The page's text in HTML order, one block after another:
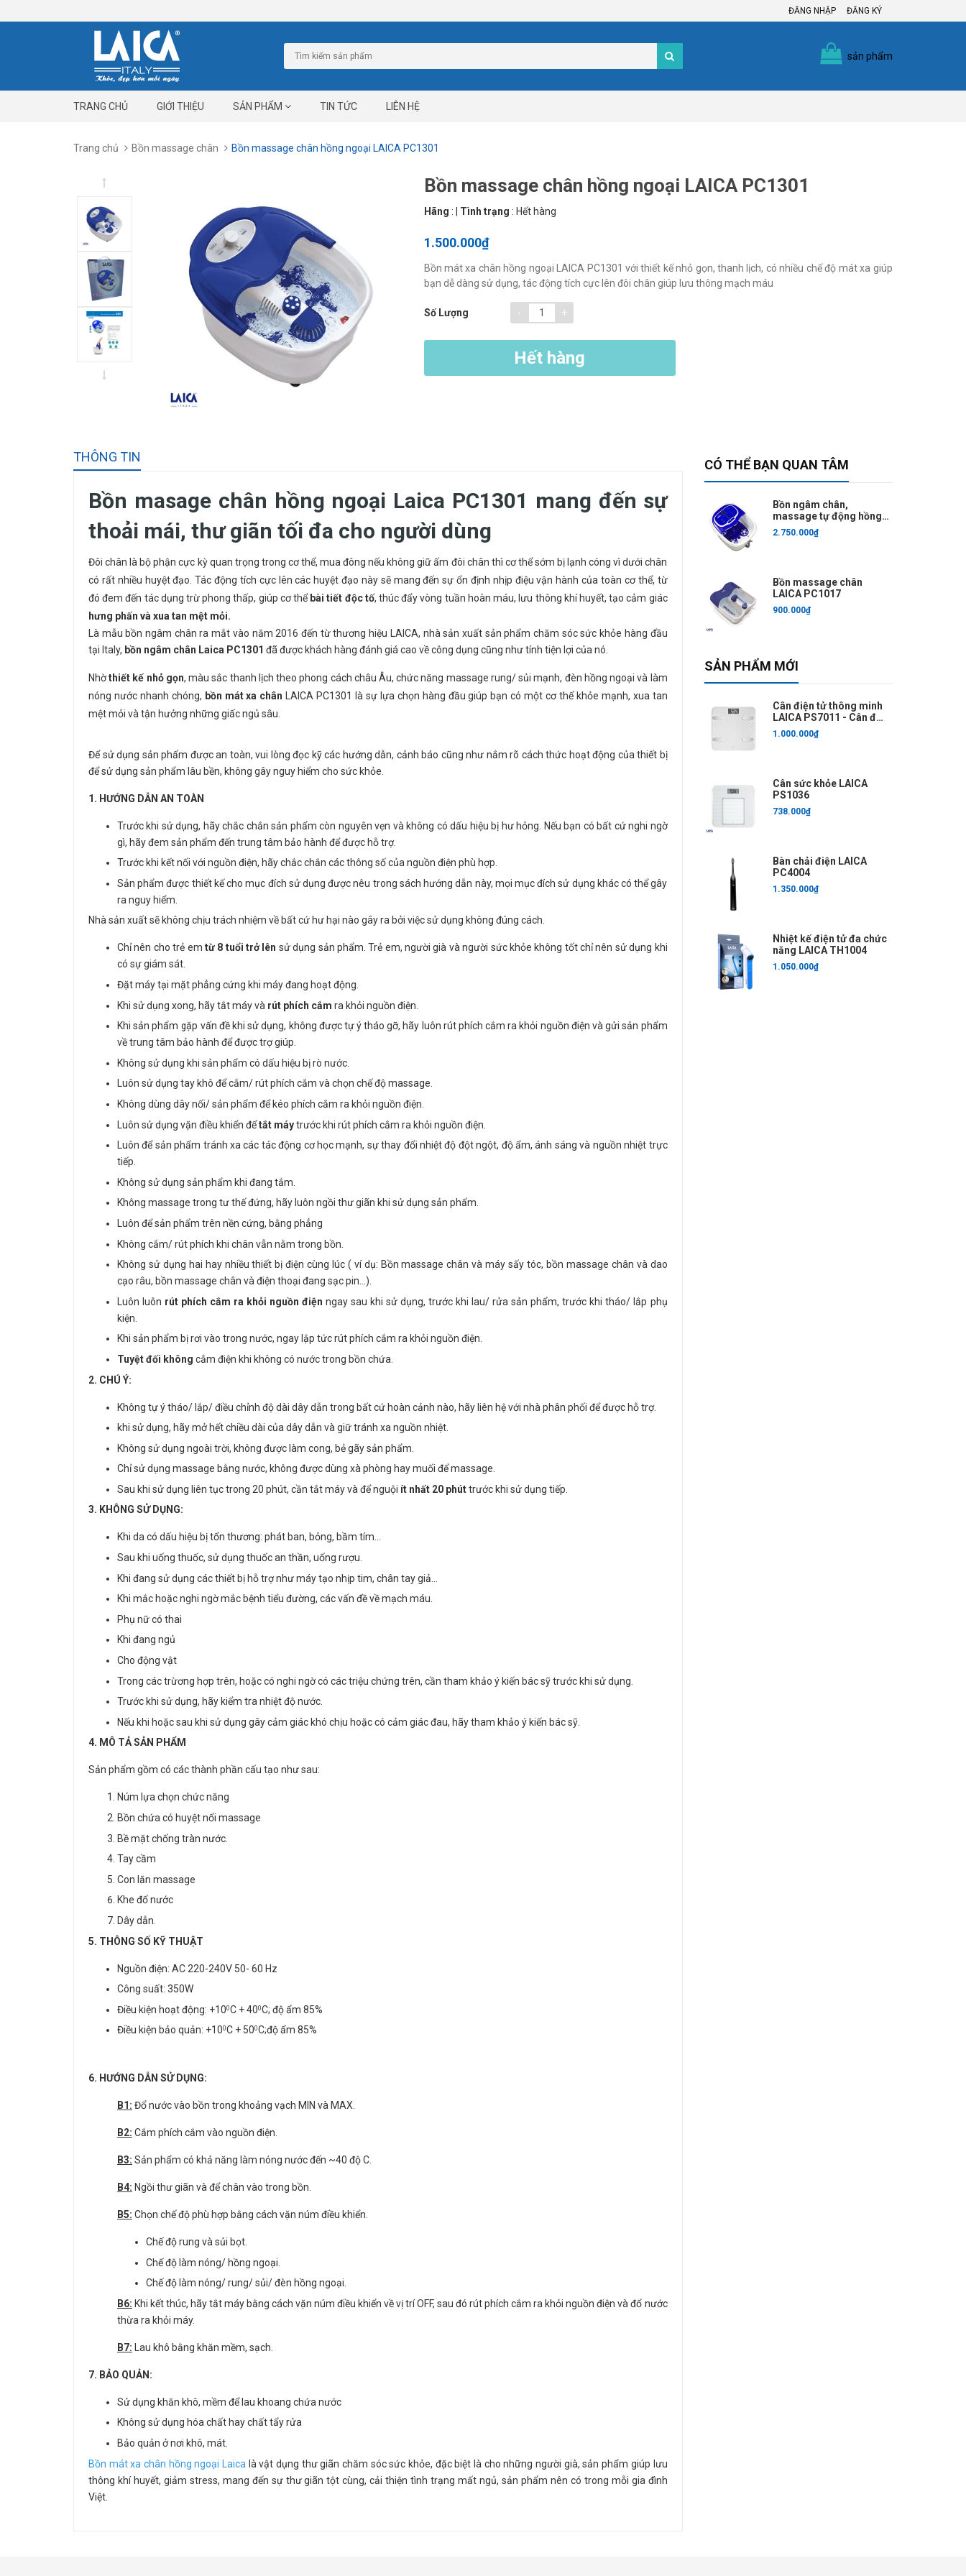
ĐĂNG NHẬP ĐĂNG KÝ
sản phẩm
TRANG CHỦ GIỚI THIỆU SẢN PHẨM TIN TỨC LIÊN HỆ
Trang chủ Bồn massage chân Bồn massage chân hồng ngoại LAICA PC1301
Bồn massage chân hồng ngoại LAICA PC1301
Hãng : Tình trạng : Hết hàng
1.500.000₫
Bồn mát xa chân hồng ngoại LAICA PC1301 với thiết kế nhỏ gọn, thanh lịch, có nhiều chế độ mát xa giúp
bạn dễ dàng sử dụng, tác động tích cực lên đôi chân giúp lưu thông mạch máu
Số Lượng - +
Hết hàng
THÔNG TIN
Bồn masage chân hồng ngoại Laica PC1301 mang đến sự
thoải mái, thư giãn tối đa cho người dùng
Đôi chân là bộ phận cực kỳ quan trọng trong cơ thể, mua đông nếu không giữ ấm đôi chân thì cơ thể sớm bị lạnh cóng vì dưới chân
có rất nhiều huyệt đạo. Tác động tích cực lên các huyệt đạo này sẽ mang đến sự ổn định nhịp điệu vận hành của toàn cơ thể, từ
đó đem đến tác dụng trừ phong thấp, giúp cơ thể bài tiết độc tố, thúc đẩy vòng tuần hoàn máu, lưu thông khí huyết, tạo cảm giác
hưng phấn và xua tan mệt mỏi.
Là mẫu bồn ngâm chân ra mắt vào năm 2016 đến từ thương hiệu LAICA, nhà sản xuất sản phẩm chăm sóc sức khỏe hàng đầu
tại Italy, bồn ngâm chân Laica PC1301 đã được khách hàng đánh giá cao về công dụng cũng như tính tiện lợi của nó.
Nhờthiết kế nhỏ gọn, màu sắc thanh lịch theo phong cách châu Âu, chức năng massage rung/ sủi mạnh, đèn hồng ngoại và làm
nóng nước nhanh chóng, bồn mát xa chân LAICA PC1301 là sự lựa chọn hàng đầu giúp bạn có một cơ thể khỏe mạnh, xua tan
mệt mỏi và tận hưởng những giấc ngủ sâu.
Để sử dụng sản phẩm được an toàn, vui lòng đọc kỹ các hướng dẫn, cảnh báo cũng như nắm rõ cách thức hoạt động của thiết bị
để sử dụng sản phẩm lâu bền, không gây nguy hiểm cho sức khỏe.
1. HƯỚNG DẪN AN TOÀN
Trước khi sử dụng, hãy chắc chắn sản phẩm còn nguyên vẹn và không có dấu hiệu bị hư hỏng. Nếu bạn có bất cứ nghi ngờ
gì, hãy đem sản phẩm đến trung tâm bảo hành để được hỗ trợ.
Trước khi kết nối với nguồn điện, hãy chắc chắn các thông số của nguồn điện phù hợp.
Sản phẩm được thiết kế cho mục đích sử dụng được nêu trong sách hướng dẫn này, mọi mục đích sử dụng khác có thể gây
ra nguy hiểm.
Nhà sản xuất sẽ không chịu trách nhiệm về bất cứ hư hại nào gây ra bởi việc sử dụng không đúng cách.
Chỉ nên cho trẻ em từ 8 tuổi trở lên sử dụng sản phẩm. Trẻ em, người già và người sức khỏe không tốt chỉ nên sử dụng khi
có sự giám sát.
Đặt máy tại mặt phẳng cứng khi máy đang hoạt động.
Khi sử dụng xong, hãy tắt máy và rút phích cắm ra khỏi nguồn điện.
Khi sản phẩm gặp vấn đề khi sử dụng, không được tự ý tháo gỡ, hãy luôn rút phích cắm ra khỏi nguồn điện và gửi sản phẩm
về trung tâm bảo hành để được trợ giúp.
Không sử dụng khi sản phẩm có dấu hiệu bị rò nước.
Luôn sử dụng tay khô để cắm/ rút phích cắm và chọn chế độ massage.
Không dùng dây nối/ sản phẩm để kéo phích cắm ra khỏi nguồn điện.
Luôn sử dụng vặn điều khiển đểtắt máytrước khi rút phích cắm ra khỏi nguồn điện.
Luôn để sản phẩm tránh xa các tác động cơ học mạnh, sự thay đổi nhiệt độ đột ngột, độ ẩm, ánh sáng và nguồn nhiệt trực
tiếp.
Không sử dụng sản phẩm khi đang tắm.
Không massage trong tư thế đứng, hãy luôn ngồi thư giãn khi sử dụng sản phẩm.
Luôn để sản phẩm trên nền cứng, bằng phẳng
Không cắm/ rút phích khi chân vẫn nằm trong bồn.
Không sử dụng hai hay nhiều thiết bị điện cùng lúc ( ví dụ: Bồn massage chân và máy sấy tóc, bồn massage chân và dao
cạo râu, bồn massage chân và điện thoại đang sạc pin...).
Luôn luôn rút phích cắm ra khỏi nguồn điện ngay sau khi sử dụng, trước khi lau/ rửa sản phẩm, trước khi tháo/ lắp phụ
kiện.
Khi sản phẩm bị rơi vào trong nước, ngay lập tức rút phích cắm ra khỏi nguồn điện.
Tuyệt đối không cắm điện khi không có nước trong bồn chứa.
2. CHÚ Ý:
Không tự ý tháo/ lắp/ điều chỉnh độ dài dây dẫn trong bất cứ hoàn cảnh nào, hãy liên hệ với nhà phân phối để được hỗ trợ.
khi sử dụng, hãy mở hết chiều dài của dây dẫn và giữ tránh xa nguồn nhiệt.
Không sử dụng ngoài trời, không được làm cong, bẻ gãy sản phẩm.
Chỉ sử dụng massage bằng nước, không được dùng xà phòng hay muối để massage.
Sau khi sử dụng liên tục trong 20 phút, cần tắt máy và để nguội ít nhất 20 phúttrước khi sử dụng tiếp.
3. KHÔNG SỬ DỤNG:
Khi da có dấu hiệu bị tổn thương: phát ban, bỏng, bầm tím...
Sau khi uống thuốc, sử dụng thuốc an thần, uống rượu.
Khi đang sử dụng các thiết bị hỗ trợ như máy tạo nhịp tim, chân tay giả...
Khi mắc hoặc nghi ngờ mắc bệnh tiểu đường, các vấn đề về mạch máu.
Phụ nữ có thai
Khi đang ngủ
Cho động vật
Trong các trừơng hợp trên, hoặc có nghi ngờ có các triệu chứng trên, cần tham khảo ý kiến bác sỹ trước khi sử dụng.
Trước khi sử dụng, hãy kiểm tra nhiệt độ nước.
Nếu khi hoặc sau khi sử dụng gây cảm giác khó chịu hoặc có cảm giác đau, hãy tham khảo ý kiến bác sỹ.
4. MÔ TẢ SẢN PHẨM
Sản phẩm gồm có các thành phần cấu tạo như sau:
Núm lựa chọn chức năng
Bồn chứa có huyệt nổi massage
Bề mặt chống tràn nước.
Tay cầm
Con lăn massage
Khe đổ nước
Dây dẫn.
5. THÔNG SỐ KỸ THUẬT
Nguồn điện: AC 220-240V 50- 60 Hz
Công suất: 350W
Điều kiện hoạt động: +100C + 400C; độ ẩm 85%
Điều kiện bảo quản: +100C + 500C;độ ẩm 85%
6. HƯỚNG DẪN SỬ DỤNG:
B1: Đổ nước vào bồn trong khoảng vạch MIN và MAX.
B2: Cắm phích cắm vào nguồn điện.
B3: Sản phẩm có khả năng làm nóng nước đến ~40 độ C.
B4: Ngồi thư giãn và để chân vào trong bồn.
B5: Chọn chế độ phù hợp bằng cách vặn núm điều khiển.
Chế độ rung và sủi bọt.
Chế độ làm nóng/ hồng ngoại.
Chế độ làm nóng/ rung/ sủi/ đèn hồng ngoại.
B6: Khi kết thúc, hãy tắt máy bằng cách vặn núm điều khiển về vị trí OFF, sau đó rút phích cắm ra khỏi nguồn điện và đổ nước
thừa ra khỏi máy.
B7: Lau khô bằng khăn mềm, sạch.
7. BẢO QUẢN:
Sử dụng khăn khô, mềm để lau khoang chứa nước
Không sử dụng hóa chất hay chất tẩy rửa
Bảo quản ở nơi khô, mát.
Bồn mát xa chân hồng ngoại Laica là vật dụng thư giãn chăm sóc sức khỏe, đặc biệt là cho những người già, sản phẩm giúp lưu
thông khí huyết, giảm stress, mang đến sự thư giãn tột cùng, cải thiện tình trạng mất ngủ, sản phẩm nên có trong mỗi gia đình
Việt.
CÓ THỂ BẠN QUAN TÂM
Bồn ngâm chân,
massage tự động hồng
ngoại Laica PC1320
2.750.000₫
Bồn massage chân
LAICA PC1017
900.000₫
SẢN PHẨM MỚI
Cân điện tử thông minh
LAICA PS7011 - Cân đo
6 chỉ số
1.000.000₫
Cân sức khỏe LAICA
PS1036
738.000₫
Bàn chải điện LAICA
PC4004
1.350.000₫
Nhiệt kế điện tử đa chức
năng LAICA TH1004
1.050.000₫